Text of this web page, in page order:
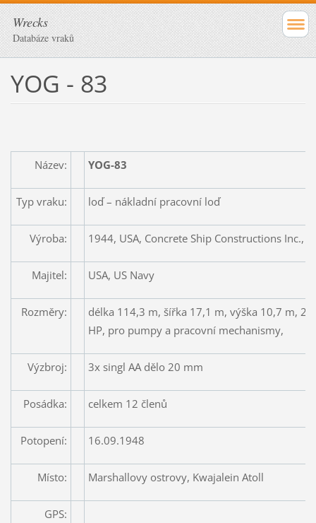
Wrecks
Databáze vraků
YOG - 83
Název: YOG-83
Typ vraku: loď – nákladní pracovní loď
Výroba: 1944, USA, Concrete Ship Constructions Inc.,
Majitel: USA, US Navy
Rozměry:
délka 114,3 m, šířka 17,1 m, výška 10,7 m,
HP, pro pumpy a pracovní mechanismy,
Výzbroj: 3x singl AA dělo 20 mm
Posádka: celkem 12 členů
Potopení: 16.09.1948
Místo: Marshallovy ostrovy, Kwajalein Atoll
GPS: